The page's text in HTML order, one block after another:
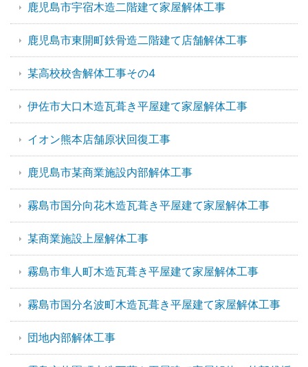
鹿児島市宇宿木造二階建て家屋解体工事
鹿児島市東開町鉄骨造二階建て店舗解体工事
某高校校舎解体工事その4
伊佐市大口木造瓦葺き平屋建て家屋解体工事
イオン熊本店舗原状回復工事
鹿児島市某商業施設内部解体工事
霧島市国分向花木造瓦葺き平屋建て家屋解体工事
某商業施設上屋解体工事
霧島市隼人町木造瓦葺き平屋建て家屋解体工事
霧島市国分名波町木造瓦葺き平屋建て家屋解体工事
団地内部解体工事